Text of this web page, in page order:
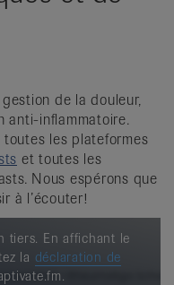
de la douleur,
anti-inflammatoire.
les plateformes
et toutes les
Nous espérons que
à l’écouter!
tiers. En affichant le
la déclaration de